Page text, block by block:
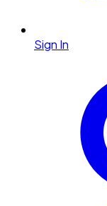
Sign In